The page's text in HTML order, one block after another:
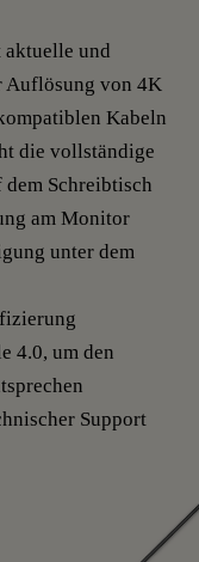
und
Auflösung von 4K
Kabeln
die vollständige
Schreibtisch
am Monitor
unter dem
4.0, um den
Support